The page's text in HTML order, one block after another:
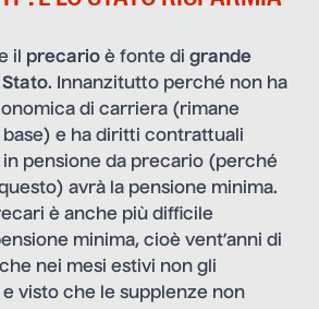
il precario è fonte di grande
. Innanzitutto perché non ha
di carriera (rimane
e ha diritti contrattuali
in pensione da precario (perché
avrà la pensione minima.
è anche più difficile
minima, cioè vent’anni di
nei mesi estivi non gli
visto che le supplenze non